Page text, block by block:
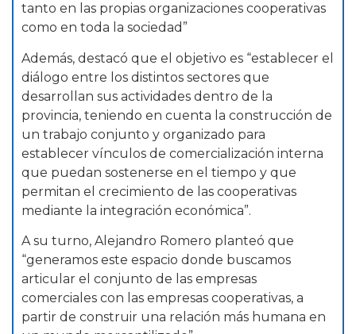
tanto en las propias organizaciones cooperativas
como en toda la sociedad”
Además, destacó que el objetivo es “establecer el
diálogo entre los distintos sectores que
desarrollan sus actividades dentro de la
provincia, teniendo en cuenta la construcción de
un trabajo conjunto y organizado para
establecer vínculos de comercialización interna
que puedan sostenerse en el tiempo y que
permitan el crecimiento de las cooperativas
mediante la integración económica”.
A su turno, Alejandro Romero planteó que
“generamos este espacio donde buscamos
articular el conjunto de las empresas
comerciales con las empresas cooperativas, a
partir de construir una relación más humana en